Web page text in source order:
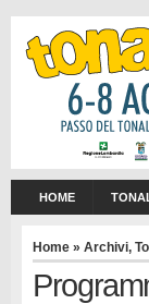
HOME
Home » Archivi,